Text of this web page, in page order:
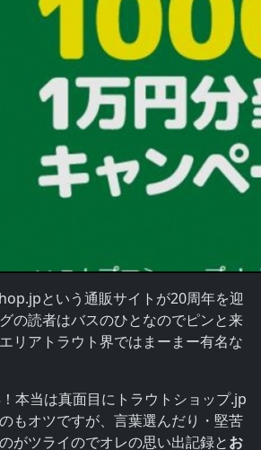
という通販サイトが20周年を迎
の読者はバスのひとなのでピンと来
リアトラウト界ではまーまー有名な
本当は真面目にトラウトショップ.jp
もオツですが、言葉選んだり・堅苦
がツライのでオレの思い出記録とお